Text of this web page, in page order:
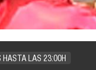
HASTA LAS 23:00H